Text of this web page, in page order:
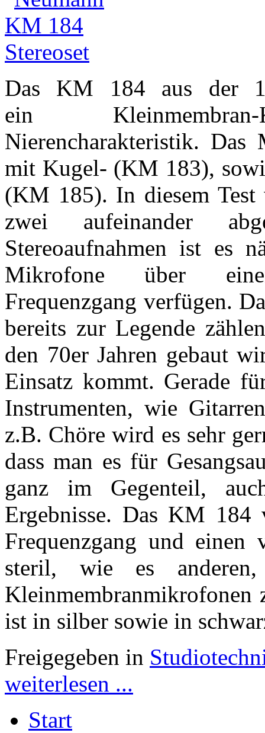
Das KM 184 aus der
ein Kleinmembran-
Nierencharakteristik.
mit Kugel- (KM 183),
(KM 185). In diesem Test
zwei aufeinander
Stereoaufnahmen ist es
Mikrofone über
Frequenzgang verfügen.
bereits zur Legende
den 70er Jahren gebaut
Einsatz kommt. Gerade
Instrumenten, wie
z.B. Chöre wird es sehr
dass man es für
ganz im Gegenteil,
Ergebnisse. Das KM 184
Frequenzgang und
steril, wie es anderen,
Kleinmembranmikrofonen
ist in silber sowie in
Freigegeben in
weiterlesen ...
Start